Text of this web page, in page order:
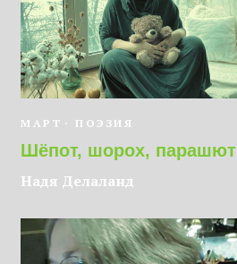
МАРТ ПОЭЗИЯ
Шёпот, шорох, парашют
Надя Делаланд